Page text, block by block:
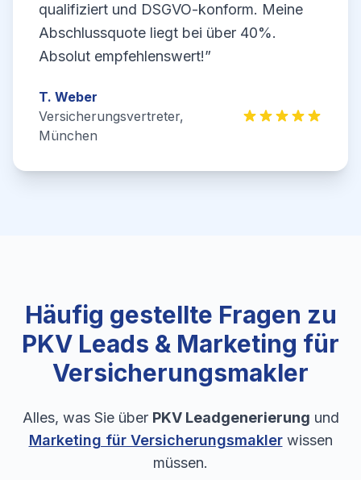
qualifiziert und DSGVO-konform. Meine
Abschlussquote liegt bei über 40%.
Absolut empfehlenswert!”
T. Weber
Versicherungsvertreter,
München
Häufig gestellte Fragen zu
PKV Leads & Marketing für
Versicherungsmakler
Alles, was Sie über PKV Leadgenerierung und
Marketing für Versicherungsmaklerwissen
müssen.